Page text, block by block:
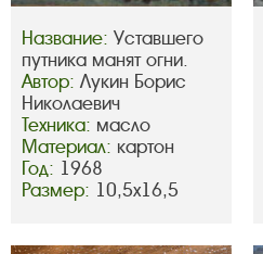
Название: Уставшего
путника манят огни.
Автор: Лукин Борис
Николаевич
Техника: масло
Материал: картон
Год: 1968
Размер: 10,5х16,5